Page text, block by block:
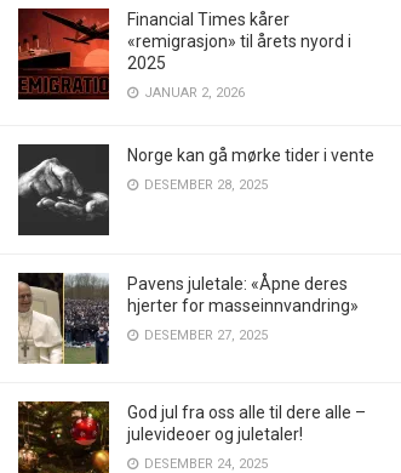
Financial Times kårer
«remigrasjon» til årets nyord i
2025
JANUAR 2, 2026
Norge kan gå mørke tider i vente
DESEMBER 28, 2025
Pavens juletale: «Åpne deres
hjerter for masseinnvandring»
DESEMBER 27, 2025
God jul fra oss alle til dere alle –
julevideoer og juletaler!
DESEMBER 24, 2025